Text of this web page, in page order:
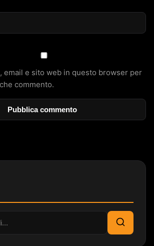
email e sito web in questo browser per
commento.
Cerca